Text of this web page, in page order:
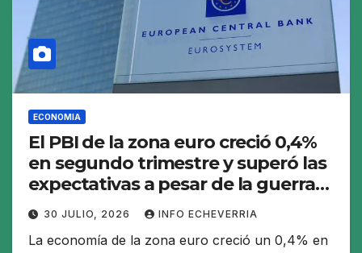
ECONOMIA
El PBI de la zona euro creció 0,4%
en segundo trimestre y superó las
expectativas a pesar de la guerra
en Medio Oriente
30 JULIO, 2026 INFO ECHEVERRIA
La economía de la zona euro creció un 0,4% en